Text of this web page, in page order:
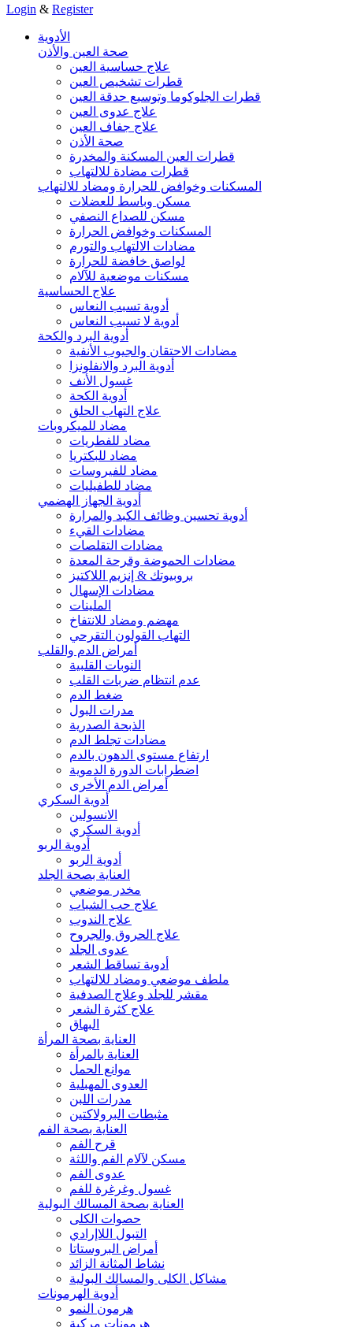
Login & Register
الأدوية
صحة العين والأذن
علاج حساسية العين
قطرات تشخيص العين
قطرات الجلوكوما وتوسيع حدقة العين
علاج عدوى العين
علاج جفاف العين
صحة الأذن
قطرات العين المسكنة والمخدرة
قطرات مضادة للالتهاب
المسكنات وخوافض للحرارة ومضاد للالتهاب
مسكن وباسط للعضلات
مسكن للصداع النصفي
المسكنات وخوافض الحرارة
مضادات الالتهاب والتورم
لواصق خافضة للحرارة
مسكنات موضعية للآلام
علاج الحساسية
أدوية تسبب النعاس
أدوية لا تسبب النعاس
أدوية البرد والكحة
مضادات الاحتقان والجيوب الأنفية
أدوية البرد والانفلونزا
غسول الأنف
أدوية الكحة
علاج التهاب الحلق
مضاد للميكروبات
مضاد للفطريات
مضاد للبكتريا
مضاد للفيروسات
مضاد للطفيليات
أدوية الجهاز الهضمي
أدوية تحسين وظائف الكبد والمرارة
مضادات القيء
مضادات التقلصات
مضادات الحموضة وقرحة المعدة
بروبيوتك & إنزيم اللاكتيز
مضادات الإسهال
الملينات
مهضم ومضاد للانتفاخ
التهاب القولون التقرحي
أمراض الدم والقلب
النوبات القلبية
عدم انتظام ضربات القلب
ضغط الدم
مدرات البول
الذبحة الصدرية
مضادات تجلط الدم
ارتفاع مستوى الدهون بالدم
اضطرابات الدورة الدموية
أمراض الدم الأخرى
أدوية السكري
الانسولين
أدوية السكري
أدوية الربو
أدوية الربو
العناية بصحة الجلد
مخدر موضعي
علاج حب الشباب
علاج الندوب
علاج الحروق والجروح
عدوى الجلد
أدوية تساقط الشعر
ملطف موضعي ومضاد للالتهاب
مقشر للجلد وعلاج الصدفية
علاج كثرة الشعر
البهاق
العناية بصحة المرأة
العناية بالمرأة
موانع الحمل
العدوى المهبلية
مدرات اللبن
مثبطات البرولاكتين
العناية بصحة الفم
قرح الفم
مسكن لآلام الفم واللثة
عدوى الفم
غسول وغرغرة للفم
العناية بصحة المسالك البولية
حصوات الكلى
التبول اللاإرادي
أمراض البروستاتا
نشاط المثانة الزائد
مشاكل الكلى والمسالك البولية
أدوية الهرمونات
هرمون النمو
هرمونات مركبة